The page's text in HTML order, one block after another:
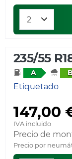
235/55
A
Etiquetado
147,00
IVA incluido
Precio de
Precio por